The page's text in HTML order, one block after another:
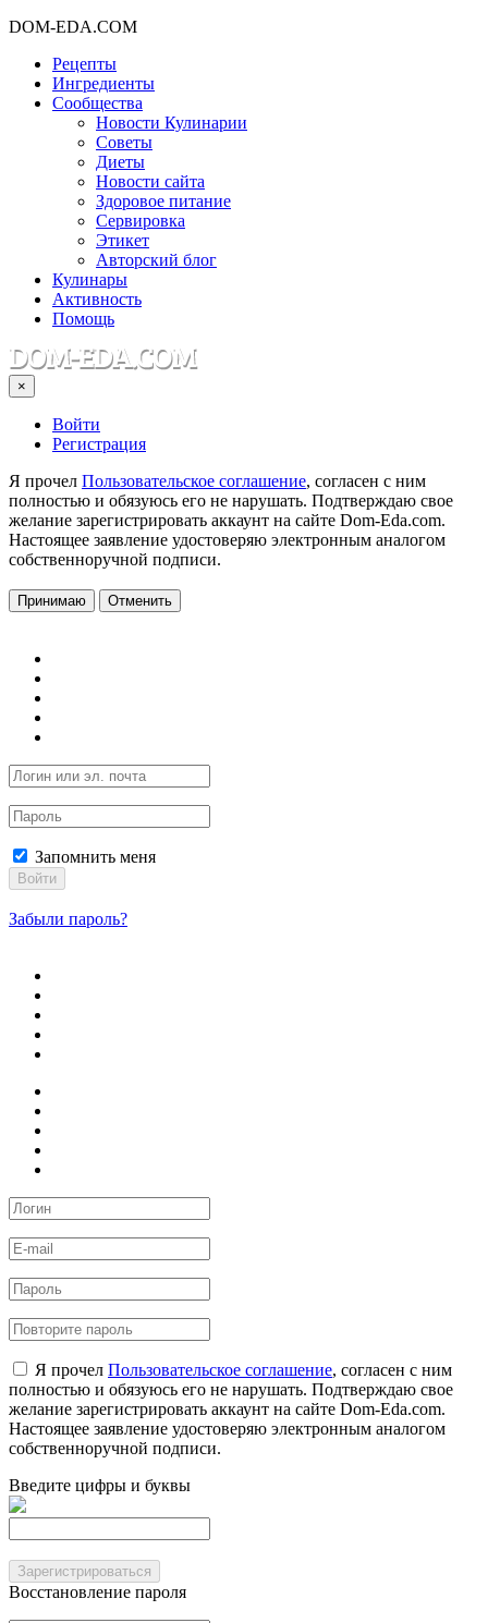
DOM-EDA.COM
Рецепты
Ингредиенты
Сообщества
Новости Кулинарии
Советы
Диеты
Новости сайта
Здоровое питание
Сервировка
Этикет
Авторский блог
Кулинары
Активность
Помощь
×
Войти
Регистрация
Я прочел Пользовательское соглашение, согласен с ним
полностью и обязуюсь его не нарушать. Подтверждаю свое
желание зарегистрировать аккаунт на сайте Dom-Eda.com.
Настоящее заявление удостоверяю электронным аналогом
собственноручной подписи.
Принимаю Отменить
Запомнить меня
Войти
Забыли пароль?
Я прочел Пользовательское соглашение, согласен с ним
полностью и обязуюсь его не нарушать. Подтверждаю свое
желание зарегистрировать аккаунт на сайте Dom-Eda.com.
Настоящее заявление удостоверяю электронным аналогом
собственноручной подписи.
Введите цифры и буквы
Зарегистрироваться
Восстановление пароля